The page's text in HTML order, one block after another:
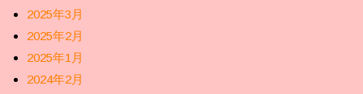
2025年3月
2025年2月
2025年1月
2024年2月